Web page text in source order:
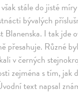
stále do jisté
bývalých
I tak jde
přesahuje. Různé
v černých
zejména s tím, jak
text napsal